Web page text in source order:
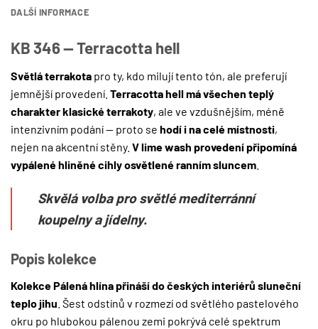
DALŠÍ INFORMACE
KB 346 — Terracotta hell
Světlá terrakota pro ty, kdo milují tento tón, ale preferují
jemnější provedení. Terracotta hell má všechen teplý
charakter klasické terrakoty, ale ve vzdušnějším, méně
intenzivním podání — proto se hodí i na celé místnosti,
nejen na akcentní stěny. V lime wash provedení připomíná
vypálené hliněné cihly osvětlené ranním sluncem
Skvělá volba pro světlé mediterránní
koupelny a jídelny.
Popis kolekce
Kolekce Pálená hlína přináší do českých interiérů sluneční
teplo jihu . Šest odstínů v rozmezí od světlého pastelového
okru po hlubokou pálenou zemi pokrývá celé spektrum